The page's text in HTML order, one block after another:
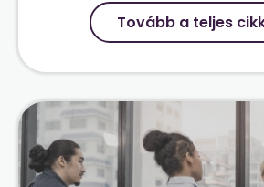
Tovább a teljes